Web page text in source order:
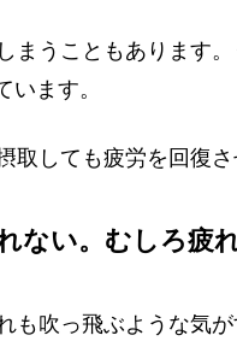
まうこともあります
ます。
取しても疲労を回復
ない。むしろ疲
も吹っ飛ぶような気